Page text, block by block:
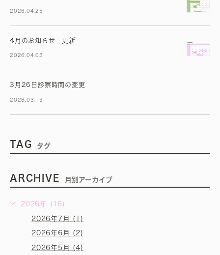
2026.04.25
4月のお知らせ 更新
2026.04.03
3月26日診察時間の変更
2026.03.13
TAG タグ
ARCHIVE 月別アーカイブ
2026年 (16)
2026年7月 (1)
2026年6月 (2)
2026年5月 (4)